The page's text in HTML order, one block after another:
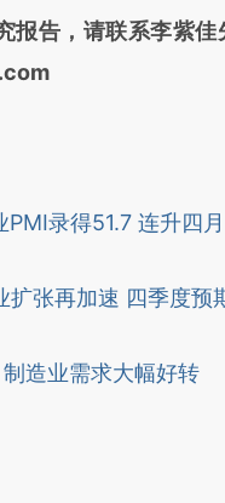
报告，请联系李紫
录得51.7 连升四月
扩张再加速 四季度预
制造业需求大幅好转